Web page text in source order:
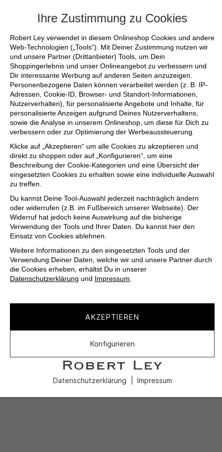
Ihre Zustimmung zu Cookies
Robert Ley verwendet in diesem Onlineshop Cookies und andere
Web-Technologien („Tools“). Mit Deiner Zustimmung nutzen wir
und unsere Partner (Drittanbieter) Tools, um Dein
Shoppingerlebnis und unser Onlineangebot zu verbessern und
Dir interessante Werbung auf anderen Seiten anzuzeigen.
Personenbezogene Daten können verarbeitet werden (z. B. IP-
Adressen, Cookie-ID, Browser- und Standort-Informationen,
Nutzerverhalten), für personalisierte Angebote und Inhalte, für
personalisierte Anzeigen aufgrund Deines Nutzerverhaltens,
sowie die Analyse in unserem Onlineshop, um diese für Dich zu
verbessern oder zur Optimierung der Werbeaussteuerung.
Klicke auf „Akzeptieren“ um alle Cookies zu akzeptieren und
direkt zu shoppen oder auf „Konfigurieren“, um eine
Beschreibung der Cookie-Kategorien und eine Übersicht der
eingesetzten Cookies zu erhalten sowie eine individuelle Auswahl
zu treffen.
Du kannst Deine Tool-Auswahl jederzeit nachträglich ändern
oder widerrufen (z.B. im Fußbereich unserer Webseite). Der
Widerruf hat jedoch keine Auswirkung auf die bisherige
Verwendung der Tools und Ihrer Daten. Du kannst hier den
Einsatz von Cookies ablehnen.
Weitere Informationen zu den eingesetzten Tools und der
Verwendung Deiner Daten, welche wir und unsere Partner durch
die Cookies erheben, erhältst Du in unserer
Datenschutzerklärung und Impressum.
AKZEPTIEREN
Konfigurieren
Datenschutzerklärung Impressum